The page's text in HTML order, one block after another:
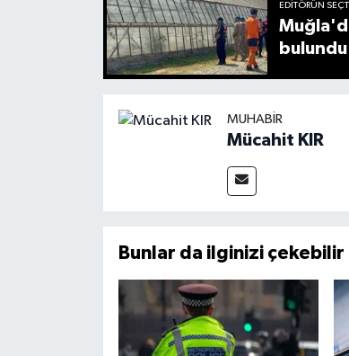
EDITÖRÜN
bulundu
MUHABIR
Mücahit KIR
Bunlar da ilginizi çekebilir